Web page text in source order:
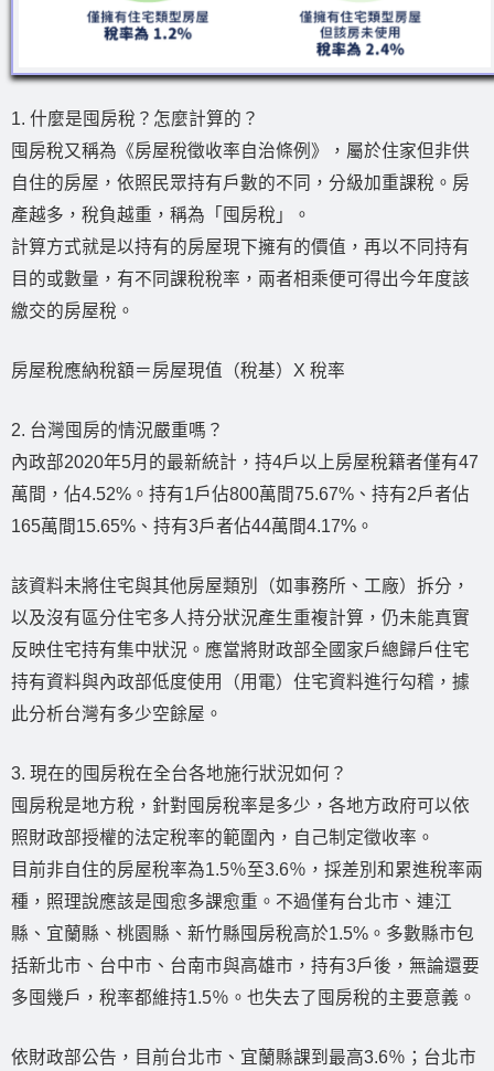
1. 什麼是囤房稅？怎麼計算的？
囤房稅又稱為《房屋稅徵收率自治條例》，屬於住家但非供
自住的房屋，依照民眾持有戶數的不同，分級加重課稅。房
產越多，稅負越重，稱為「囤房稅」。
計算方式就是以持有的房屋現下擁有的價值，再以不同持有
目的或數量，有不同課稅稅率，兩者相乘便可得出今年度該
繳交的房屋稅。
房屋稅應納稅額＝房屋現值（稅基）X 稅率
2. 台灣囤房的情況嚴重嗎？
內政部2020年5月的最新統計，持4戶以上房屋稅籍者僅有47
萬間，佔4.52%。持有1戶佔800萬間75.67%、持有2戶者佔
165萬間15.65%、持有3戶者佔44萬間4.17%。
該資料未將住宅與其他房屋類別（如事務所、工廠）拆分，
以及沒有區分住宅多人持分狀況產生重複計算，仍未能真實
反映住宅持有集中狀況。應當將財政部全國家戶總歸戶住宅
持有資料與內政部低度使用（用電）住宅資料進行勾稽，據
此分析台灣有多少空餘屋。
3. 現在的囤房稅在全台各地施行狀況如何？
囤房稅是地方稅，針對囤房稅率是多少，各地方政府可以依
照財政部授權的法定稅率的範圍內，自己制定徵收率。
目前非自住的房屋稅率為1.5％至3.6％，採差別和累進稅率兩
種，照理說應該是囤愈多課愈重。不過僅有台北市、連江
縣、宜蘭縣、桃園縣、新竹縣囤房稅高於1.5%。多數縣市包
括新北市、台中市、台南市與高雄市，持有3戶後，無論還要
多囤幾戶，稅率都維持1.5％。也失去了囤房稅的主要意義。
依財政部公告，目前台北市、宜蘭縣課到最高3.6％；台北市